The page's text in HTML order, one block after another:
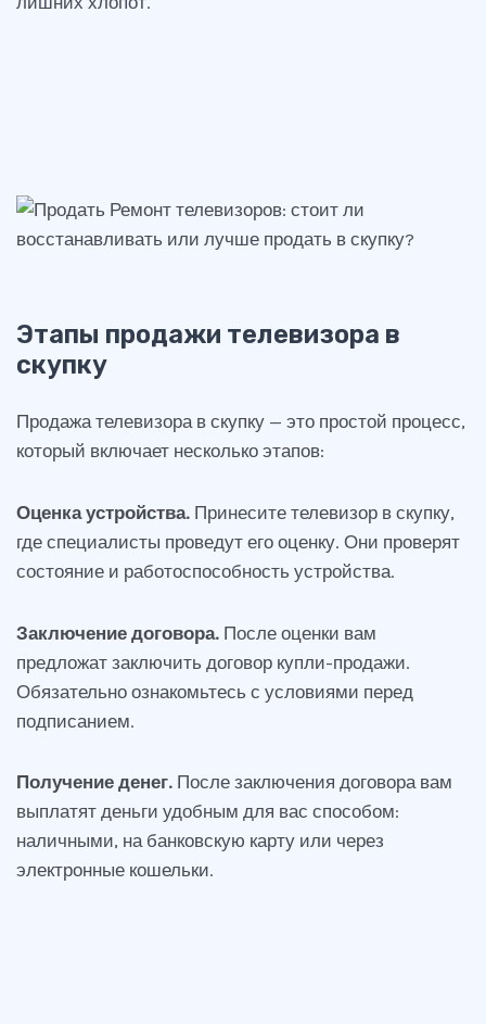
Этапы продажи телевизора в
скупку
Продажа телевизора в скупку — это простой процесс,
который включает несколько этапов:
Оценка устройства. Принесите телевизор в скупку,
где специалисты проведут его оценку. Они проверят
состояние и работоспособность устройства.
Заключение договора. После оценки вам
предложат заключить договор купли-продажи.
Обязательно ознакомьтесь с условиями перед
подписанием.
Получение денег. После заключения договора вам
выплатят деньги удобным для вас способом:
наличными, на банковскую карту или через
электронные кошельки.